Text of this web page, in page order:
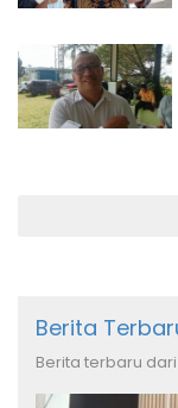
Berita
Berita terbaru